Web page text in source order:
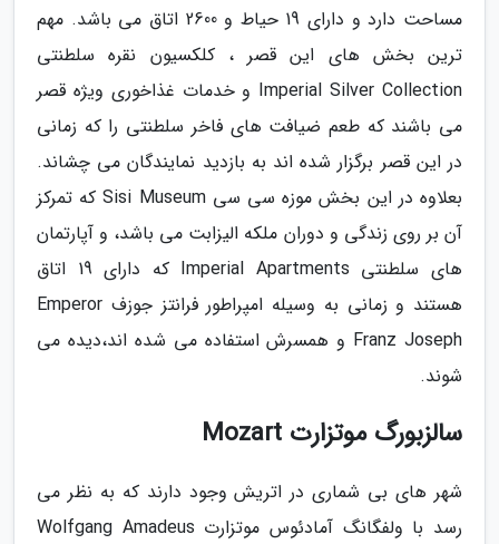
مساحت دارد و دارای 19 حیاط و 2600 اتاق می باشد. مهم
ترین بخش های این قصر ، کلکسیون نقره سلطنتی
Imperial Silver Collection و خدمات غذاخوری ویژه قصر
می باشند که طعم ضیافت های فاخر سلطنتی را که زمانی
در این قصر برگزار شده اند به بازدید نمایندگان می چشاند.
بعلاوه در این بخش موزه سی سی Sisi Museum که تمرکز
آن بر روی زندگی و دوران ملکه الیزابت می باشد، و آپارتمان
های سلطنتی Imperial Apartments که دارای 19 اتاق
هستند و زمانی به وسیله امپراطور فرانتز جوزف Emperor
Franz Joseph و همسرش استفاده می شده اند،دیده می
شوند.
سالزبورگ موتزارت Mozart
شهر های بی شماری در اتریش وجود دارند که به نظر می
رسد با ولفگانگ آمادئوس موتزارت Wolfgang Amadeus